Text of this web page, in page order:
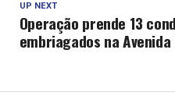
UP NEXT
Operação prende 13
embriagados na